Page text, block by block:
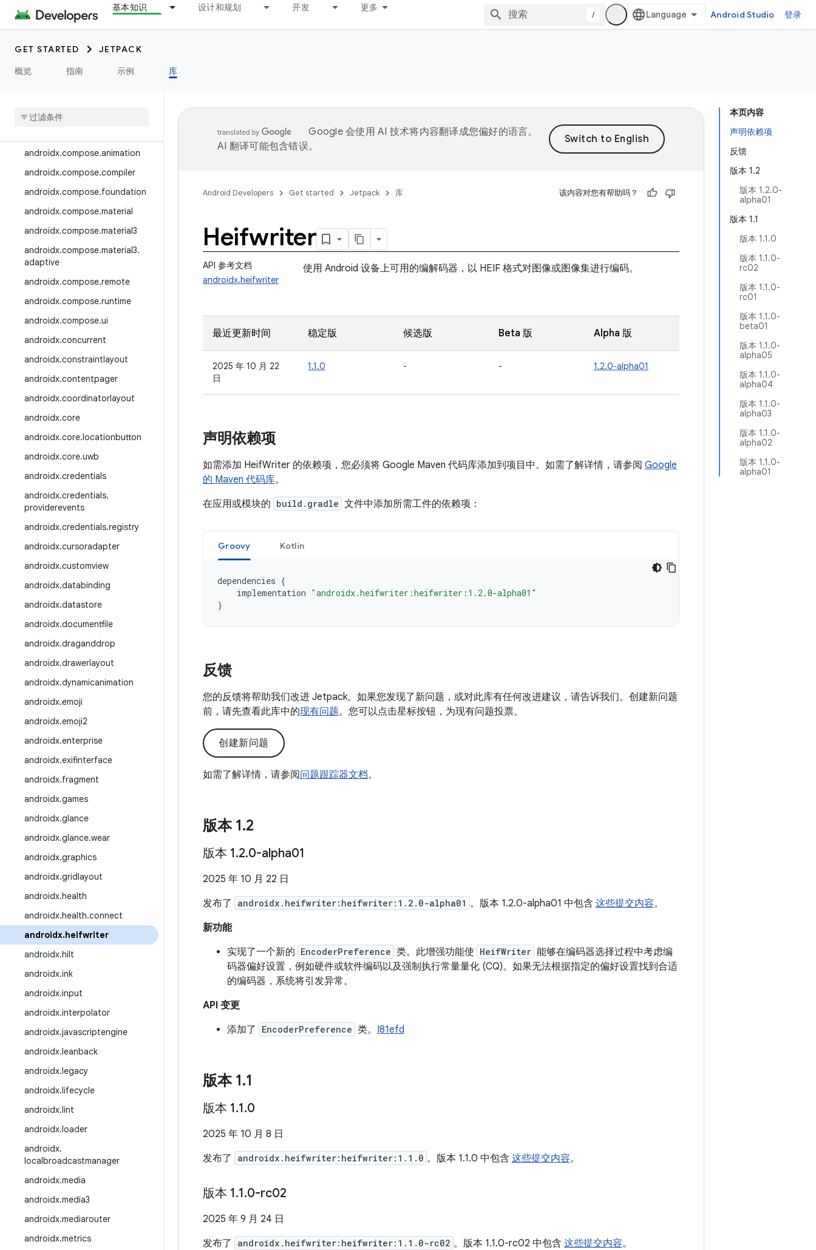
基本知识 设计和规划 开发 更多
/ Android Studio 登录
GET STARTED
JETPACK
概览
指南 示例 库
androidx.camera.media3
androidx.car
androidx.car.app
androidx.collection
androidx.compose.animation
androidx.compose.compiler
androidx.compose.foundation
androidx.compose.material
androidx.compose.material3
androidx.compose.material3.
adaptive
androidx.compose.remote
androidx.compose.runtime
androidx.compose.ui
androidx.concurrent
androidx.constraintlayout
androidx.contentpager
androidx.coordinatorlayout
androidx.core
androidx.core.locationbutton
androidx.core.uwb
androidx.credentials
androidx.credentials.
providerevents
androidx.credentials.registry
androidx.cursoradapter
androidx.customview
androidx.databinding
androidx.datastore
androidx.documentfile
androidx.draganddrop
androidx.drawerlayout
androidx.dynamicanimation
androidx.emoji
androidx.emoji2
androidx.enterprise
androidx.exifinterface
androidx.fragment
androidx.games
androidx.glance
androidx.glance.wear
androidx.graphics
androidx.gridlayout
androidx.health
androidx.health.connect
androidx.heifwriter
androidx.hilt
androidx.ink
androidx.input
androidx.interpolator
androidx.javascriptengine
androidx.leanback
androidx.legacy
androidx.lifecycle
androidx.lint
androidx.loader
androidx.
localbroadcastmanager
androidx.media
androidx.media3
androidx.mediarouter
androidx.metrics
本页内容
声明依赖项
反馈
版本 1.2
版本 1.2.0-
alpha01
版本 1.1
版本 1.1.0
版本 1.1.0-
rc02
版本 1.1.0-
rc01
版本 1.1.0-
beta01
版本 1.1.0-
alpha05
版本 1.1.0-
alpha04
版本 1.1.0-
alpha03
版本 1.1.0-
alpha02
版本 1.1.0-
alpha01
Google 会使用 AI 技术将内容翻译成您偏好的语言。
AI 翻译可能包含错误。
Android Developers Get started Jetpack 库 该内容对您有帮助吗？
Heifwriter
API 参考文档
androidx.heifwriter
使用 Android 设备上可用的编解码器，以 HEIF 格式对图像或图像集进行编码。
最近更新时间 稳定版 候选版 Beta 版 Alpha 版
2025 年 10 月 22
日
1.1.0 - - 1.2.0-alpha01
声明依赖项
如需添加 HeifWriter 的依赖项，您必须将 Google Maven 代码库添加到项目中。如需了解详情，请参阅 Google
的 Maven 代码库。
在应用或模块的 build.gradle 文件中添加所需工件的依赖项：
Groovy Kotlin
dependencies {
implementation "androidx.heifwriter:heifwriter:1.2.0-alpha01"
}
反馈
您的反馈将帮助我们改进 Jetpack。如果您发现了新问题，或对此库有任何改进建议，请告诉我们。创建新问题
前，请先查看此库中的现有问题。您可以点击星标按钮，为现有问题投票。
创建新问题
如需了解详情，请参阅问题跟踪器文档。
版本 1.2
版本 1.2.0-alpha01
2025 年 10 月 22 日
发布了
androidx.heifwriter:heifwriter:1.2.0-alpha01 。版本 1.2.0-alpha01 中包含 这些提交内容。
新功能
实现了一个新的 EncoderPreference 类。此增强功能使 HeifWriter 能够在编码器选择过程中考虑编
码器偏好设置，例如硬件或软件编码以及强制执行常量量化 (CQ)。如果无法根据指定的偏好设置找到合适
的编码器，系统将引发异常。
API 变更
添加了
EncoderPreference 类。 I81efd
版本 1.1
版本 1.1.0
2025 年 10 月 8 日
发布了
androidx.heifwriter:heifwriter:1.1.0 。版本 1.1.0 中包含 这些提交内容。
版本 1.1.0-rc02
2025 年 9 月 24 日
发布了
androidx.heifwriter:heifwriter:1.1.0-rc02 。版本 1.1.0-rc02 中包含 这些提交内容。